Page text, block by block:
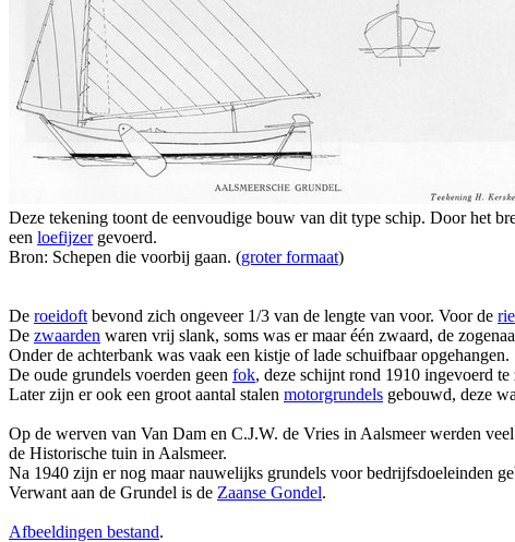
Deze tekening toont de eenvoudige bouw van dit type schip. Door het
een loefijzergevoerd.
Bron: Schepen die voorbij gaan. (groter formaat)
De roeidoft bevond zich ongeveer 1/3 van de lengte van voor. Voor de
De zwaarden waren vrij slank, soms was er maar één zwaard, de
Onder de achterbank was vaak een kistje of lade schuifbaar opgehangen.
De oude grundels voerden geen fok, deze schijnt rond 1910 ingevoerd
Later zijn er ook een groot aantal stalen motorgrundels gebouwd, deze
Op de werven van Van Dam en C.J.W. de Vries in Aalsmeer werden
de Historische tuin in Aalsmeer.
Na 1940 zijn er nog maar nauwelijks grundels voor bedrijfsdoeleinden
Verwant aan de Grundel is de Zaanse Gondel.
Afbeeldingen bestand.